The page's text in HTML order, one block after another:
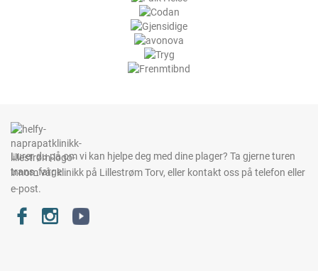
Lurer du på om vi kan hjelpe deg med dine plager? Ta gjerne turen
innom vår klinikk på Lillestrøm Torv, eller kontakt oss på telefon eller
e-post.